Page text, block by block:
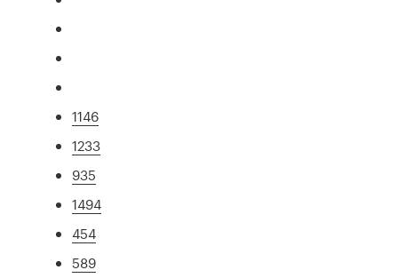
1146
1233
935
1494
454
589